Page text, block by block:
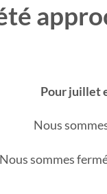
Pour juillet
Nous
Nous sommes